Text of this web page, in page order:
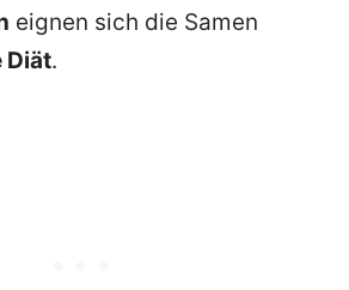
eignen sich die Samen
Diät.